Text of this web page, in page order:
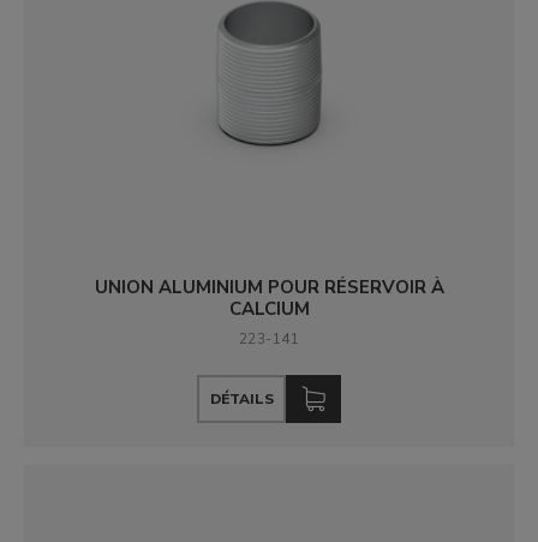
UNION ALUMINIUM POUR RÉSERVOIR À
CALCIUM
223-141
DÉTAILS